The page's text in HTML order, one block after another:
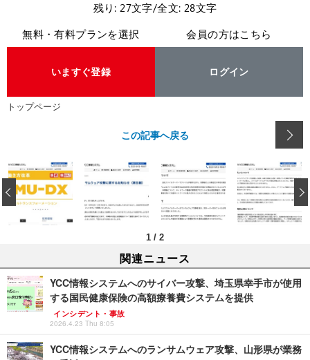
残り: 27文字/全文: 28文字
無料・有料プランを選択
いますぐ登録
会員の方はこちら
ログイン
トップページ
この記事へ戻る
1 / 2
‹
関連ニュース
YCC情報システムへのサイバー攻撃、埼玉県幸手市が使用
する国民健康保険の高額療養費システムを提供
インシデント・事故
2026.4.23 Thu 8:05
YCC情報システムへのランサムウェア攻撃、山形県が業務